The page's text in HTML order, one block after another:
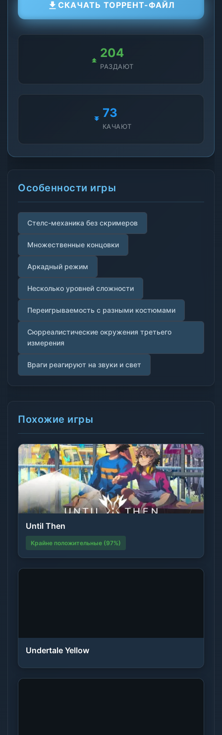
СКАЧАТЬ ТОРРЕНТ-ФАЙЛ
204
РАЗДАЮТ
73
КАЧАЮТ
Особенности игры
Стелс-механика без скримеров
Множественные концовки
Аркадный режим
Несколько уровней сложности
Переигрываемость с разными костюмами
Сюрреалистические окружения третьего
измерения
Враги реагируют на звуки и свет
Похожие игры
Until Then
Крайне положительные (97%)
Undertale Yellow